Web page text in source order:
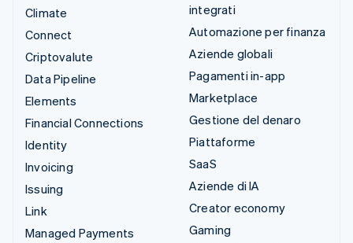
Climate
Connect
Criptovalute
Data Pipeline
Elements
Financial Connections
Identity
Invoicing
Issuing
Link
Managed Payments
integrati
Automazione per finanza
Aziende globali
Pagamenti in-app
Marketplace
Gestione del denaro
Piattaforme
SaaS
Aziende di IA
Creator economy
Gaming